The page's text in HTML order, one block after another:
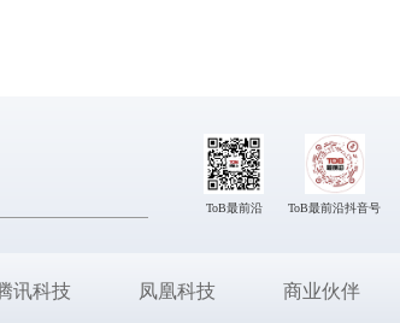
ToB最前沿 ToB最前沿抖音号
讯科技 凤凰科技 商业伙伴